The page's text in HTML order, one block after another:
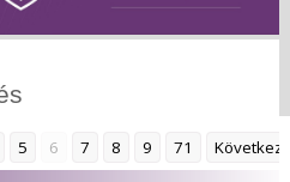
5 6 7 8 9 71